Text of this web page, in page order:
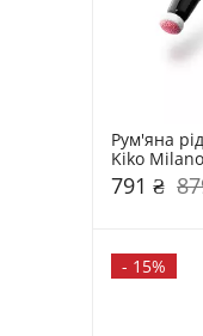
Рум'яна
Kiko Milano
791 ₴
- 15%